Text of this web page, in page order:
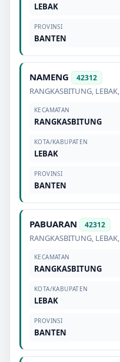
LEBAK
PROVINSI
BANTEN
NAMENG 42312
RANGKASBITUNG, LEBAK,
KECAMATAN
RANGKASBITUNG
KOTA/KABUPATEN
LEBAK
PROVINSI
BANTEN
PABUARAN 42312
RANGKASBITUNG, LEBAK,
KECAMATAN
RANGKASBITUNG
KOTA/KABUPATEN
LEBAK
PROVINSI
BANTEN